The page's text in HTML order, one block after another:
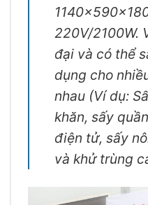
220V/2100W.
đại và có thể
dụng cho
nhau (Ví dụ:
khăn, sấy
điện tử, sấy
và khử trùng